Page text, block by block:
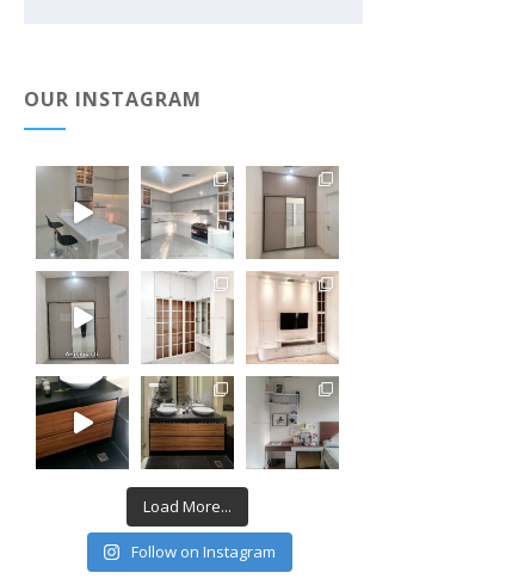
OUR INSTAGRAM
Load More...
Follow on Instagram